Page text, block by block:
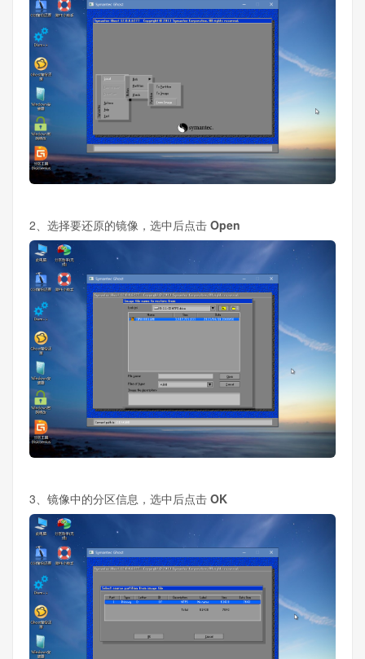
2、选择要还原的镜像，选中后点击 Open
3、镜像中的分区信息，选中后点击 OK